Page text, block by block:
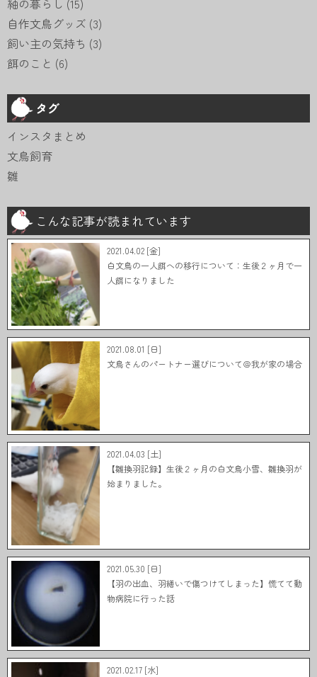
自作文鳥グッズ (3)
飼い主の気持ち (3)
餌のこと (6)
タグ
インスタまとめ
文鳥飼育
雛
こんな記事が読まれています
2021.04.02 [金]
白文鳥の一人餌への移行について：生後２ヶ月で一
人餌になりました
2021.08.01 [日]
文鳥さんのパートナー選びについて＠我が家の場合
2021.04.03 [土]
【雛換羽記録】生後２ヶ月の白文鳥小雪、雛換羽が
始まりました。
2021.05.30 [日]
【羽の出血、羽繕いで傷つけてしまった】慌てて動
物病院に行った話
2021.02.17 [水]